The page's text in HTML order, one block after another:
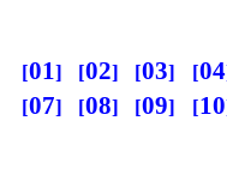
01 02 03 04
07
08 09 10